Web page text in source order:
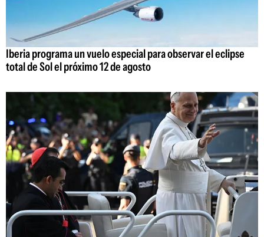
Iberia programa un vuelo especial para observar el eclipse
total de Sol el próximo 12 de agosto